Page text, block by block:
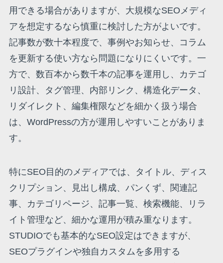
用できる場合がありますが、大規模なSEOメディ
アを想定するなら慎重に検討した方がよいです。
記事数が数十本程度で、事例やお知らせ、コラム
を更新する使い方なら問題になりにくいです。一
方で、数百本から数千本の記事を運用し、カテゴ
リ設計、タグ管理、内部リンク、構造化データ、
リダイレクト、編集権限などを細かく扱う場合
は、WordPressの方が運用しやすいことがありま
す。
特にSEO目的のメディアでは、タイトル、ディス
クリプション、見出し構成、パンくず、関連記
事、カテゴリページ、記事一覧、検索機能、リラ
イト管理など、細かな運用が積み重なります。
STUDIOでも基本的なSEO設定はできますが、
SEOプラグインや独自カスタムを多用する